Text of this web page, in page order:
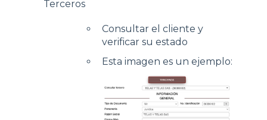
Terceros
Consultar el cliente y
verificar su estado
Esta imagen es un ejemplo: